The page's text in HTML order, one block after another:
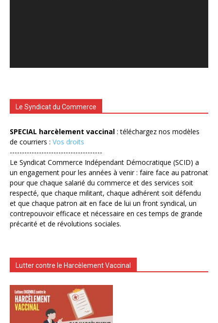
Le Syndicat du Commerce
SPECIAL harcèlement vaccinal : téléchargez nos modèles
de courriers : Vos droits
--------------------------------------
Le Syndicat Commerce Indépendant Démocratique (SCID) a
un engagement pour les années à venir : faire face au patronat
pour que chaque salarié du commerce et des services soit
respecté, que chaque militant, chaque adhérent soit défendu
et que chaque patron ait en face de lui un front syndical, un
contrepouvoir efficace et nécessaire en ces temps de grande
précarité et de révolutions sociales.
Lutter contre le Harcèlement Vaccinal